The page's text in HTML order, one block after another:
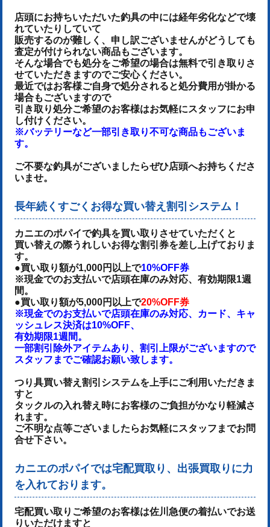
店頭にお持ちいただいた釣具の中には経年劣化などで壊
れていたりしていて
販売するのが難しく、申し訳ございませんがどうしても
査定が付けられない商品もございます。
そんな場合でも処分をご希望の場合は無料で引き取りさ
せていただきますのでご安心ください。
最近ではお客様ご自身で処分されると処分費用が掛かる
場合もございますので
引き取り処分ご希望のお客様はお気軽にスタッフにお申
し付けください。
※バッテリーなど一部引き取り不可な商品もございま
す。
ご不要な釣具がございましたらぜひ店頭へお持ちくださ
いませ。
長年続くすごくお得な買い替え割引システム！
カニエのポパイで釣具を買い取りさせていただくと
買い替えの際うれしいお得な割引券を差し上げておりま
す。
●買い取り額が1,000円以上で10%OFF券
※現金でのお支払いで店頭在庫のみ対応、有効期限1週
間。
●買い取り額が5,000円以上で20%OFF券
※現金でのお支払いで店頭在庫のみ対応、カード、キャ
ッシュレス決済は10%OFF、
有効期限1週間。
一部割引除外アイテムあり、割引上限がございますので
スタッフまでご確認お願い致します。
つり具買い替え割引システムを上手にご利用いただきま
すと
タックルの入れ替え時にお客様のご負担がかなり軽減さ
れます。
ご不明な点等ございましたらお気軽にスタッフまでお問
合せ下さい。
カニエのポパイでは宅配買取り、出張買取りに力
を入れております。
宅配買い取りご希望のお客様は佐川急便の着払いでお送
りいただけますと